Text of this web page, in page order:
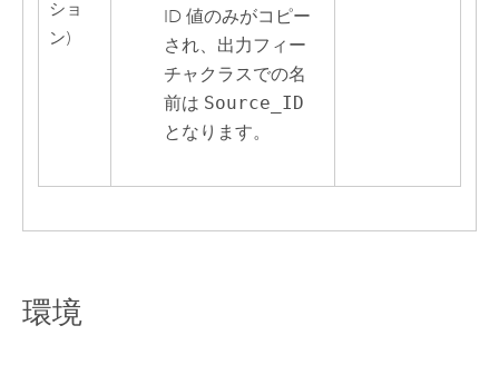
ショ
ン)
ID 値のみがコピー
され、出力フィー
チャクラスでの名
前は Source_ID
となります。
環境